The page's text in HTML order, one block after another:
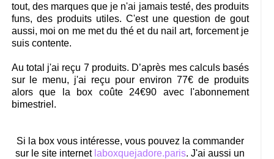
tout, des marques que je n'ai jamais testé, des produits
funs, des produits utiles. C'est une question de gout
aussi, moi on me met du thé et du nail art, forcement je
suis contente.
Au total j'ai reçu 7 produits. D’après mes calculs basés
sur le menu, j'ai reçu pour environ 77€ de produits
alors que la box coûte 24€90 avec l'abonnement
bimestriel.
Si la box vous intéresse, vous pouvez la commander
sur le site internet laboxquejadore.paris. J'ai aussi un